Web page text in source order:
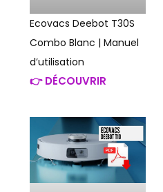
Ecovacs Deebot T30S
Combo Blanc | Manuel
d’utilisation
👉 DÉCOUVRIR